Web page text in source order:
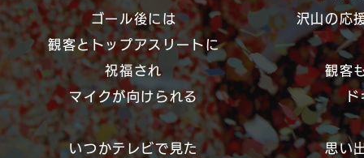
ゴール後には
観客とトップアスリートに
祝福され
マイクが向けられる
いつかテレビで見た
沢山の応
観客
ド
思い